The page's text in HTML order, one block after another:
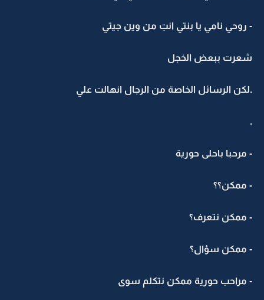
- روحي نامي يا بنتي انتِ من وين جيتي
شعرت ببعض الخجل
.لكن الرسائل الخاصة من الرجال انهالت علي
.
- مرحبا باحلى حورية
- ممكن؟؟
- ممكن نتعرف؟
- ممكن سؤال؟
- مراحب حورية ممكن نتكلم سوى